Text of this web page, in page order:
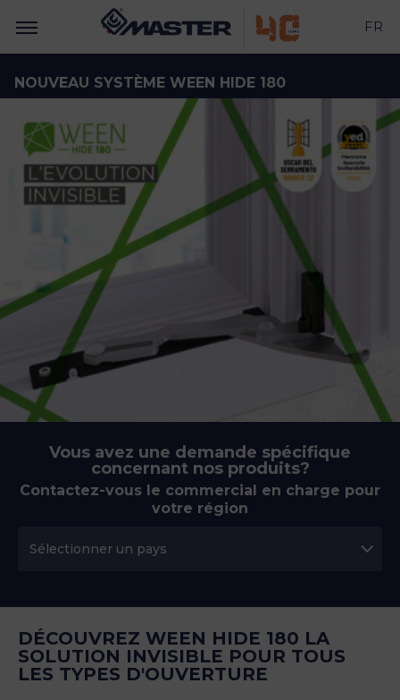
FR
NOUVEAU SYSTÈME WEEN HIDE 180
Vous avez une demande spécifique
concernant nos produits?
Contactez-vous le commercial en charge pour
votre région
DÉCOUVREZ WEEN HIDE 180 LA
SOLUTION INVISIBLE POUR TOUS
LES TYPES D'OUVERTURE